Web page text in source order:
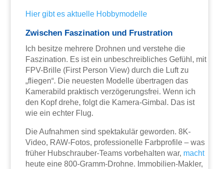
Hier gibt es aktuelle Hobbymodelle
Zwischen Faszination und Frustration
Ich besitze mehrere Drohnen und verstehe die
Faszination. Es ist ein unbeschreibliches Gefühl, mit
FPV-Brille (First Person View) durch die Luft zu
„fliegen“. Die neuesten Modelle übertragen das
Kamerabild praktisch verzögerungsfrei. Wenn ich
den Kopf drehe, folgt die Kamera-Gimbal. Das ist
wie ein echter Flug.
Die Aufnahmen sind spektakulär geworden. 8K-
Video, RAW-Fotos, professionelle Farbprofile – was
früher Hubschrauber-Teams vorbehalten war, macht
heute eine 800-Gramm-Drohne. Immobilien-Makler,